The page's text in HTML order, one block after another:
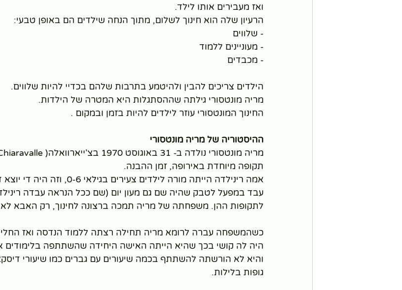
ואז מעבירים אותו לילד.
הרעיון שלה הוא חינוך לשלום, מתוך הנחה שילדים הם באופן טבעי:
- שלווים
- מעוניינים ללמוד
- מכבדים
הילדים צריכים להבין ולהיטמע בתרבות שלהם בכדיי להיות שלווים.
מריה מונטסורי גילתה שההסתגלות היא המטרה של הילדות.
החינוך המונטסורי עוזר לילדים להיות בזמן ובמקום .
ההיסטוריה של מריה מונטסורי
תקופה מיוחדת באירופה, זמן ההבנה.
אמה רינילדה הייתה מורה לילדים
עבד במפעל לטבק שהיה שם גם מעון יום (שם ככל הנראה עבדה
לתקופות ההן. משפחתה של מריה תמכה ברצונה לחינוך, רק האבא
כשהמשפחה עברה לרומא מריה תחילה רצתה ללמוד הנדסה ואז
היה לה קושי בכך שהיא הייתה האישה היחידה שהשתתפה בלימודים
והיא לא הורשתה להשתתף בכמה שיעורים עם גברים כמו שיעורי
גופות בלילות.